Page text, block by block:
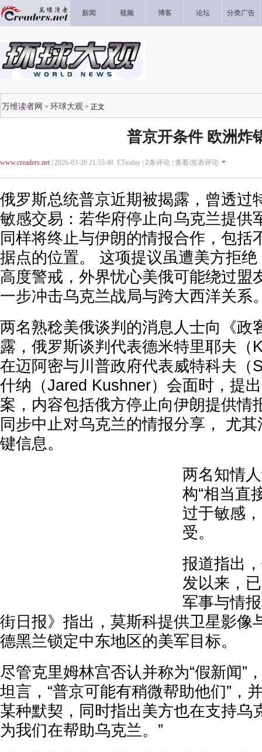
新闻 视频 博客 论坛 分类广告
万维读者网 > 环球大观 > 正文
普京开条件 欧洲炸
www.creaders.net| 2026-03-20 21:55:48 ETtoday | 2条评论 | 查看/发表评论
俄罗斯总统普京近期被揭露，曾透过
敏感交易：若华府停止向乌克兰提供
同样将终止与伊朗的情报合作，包括
据点的位置。 这项提议虽遭美方拒
高度警戒，外界忧心美俄可能绕过盟
一步冲击乌克兰战局与跨大西洋关系
两名熟稔美俄谈判的消息人士向《政
露，俄罗斯谈判代表德米特里耶夫（
在迈阿密与川普政府代表威特科夫（
什纳（Jared Kushner）会面时，提
案，内容包括俄方停止向伊朗提供情
同步中止对乌克兰的情报分享， 尤
键信息。
两名知情
构“相当直
过于敏感
受。
报道指出
发以来，
军事与情
街日报》指出，莫斯科提供卫星影像
德黑兰锁定中东地区的美军目标。
尽管克里姆林宫否认并称为“假新闻”
坦言，“普京可能有稍微帮助他们”，
某种默契，同时指出美方也在支持乌
为我们在帮助乌克兰。”